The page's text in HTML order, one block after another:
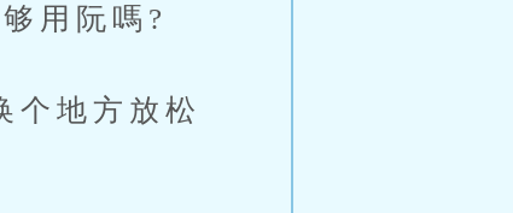
用阮嗎?
地方放松